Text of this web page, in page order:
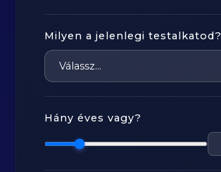
Milyen a jelenlegi testalkatod?
Hány éves vagy?